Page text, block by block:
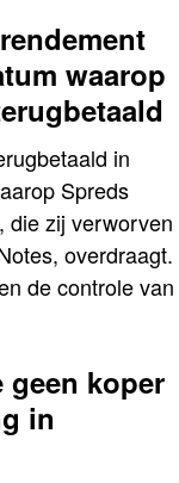
waarop
in
Spreds
die zij verworven
overdraagt.
de controle van
geen koper
in